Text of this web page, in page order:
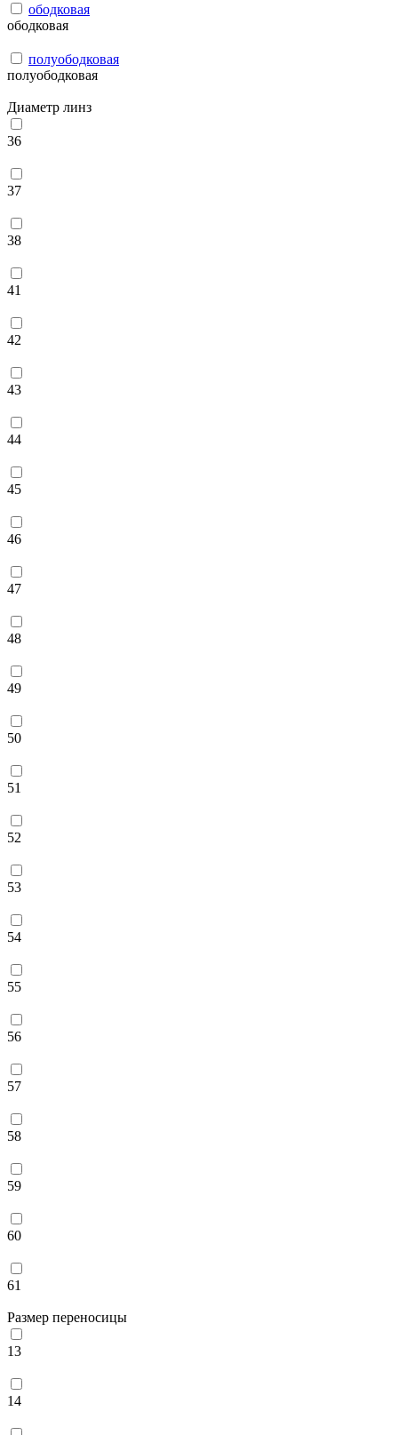
ободковая
ободковая
полуободковая
полуободковая
Диаметр линз
36
37
38
41
42
43
44
45
46
47
48
49
50
51
52
53
54
55
56
57
58
59
60
61
Размер переносицы
13
14